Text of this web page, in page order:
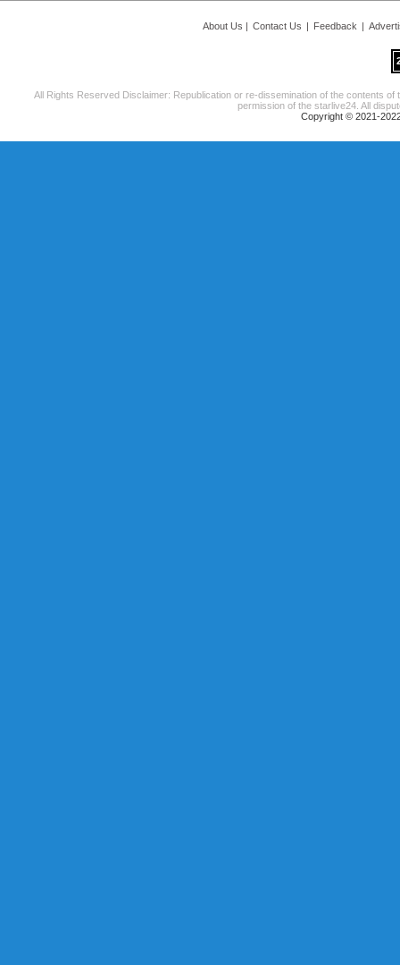
About Us | Contact Us | Feedback |
All Rights Reserved Disclaimer: Republication or re-dissemination of the contents
permission of the starlive24. All
Copyright © 2021-